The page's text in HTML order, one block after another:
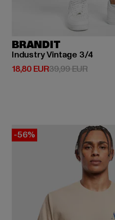
BRANDIT
Industry Vintage 3/4
18,80 EUR
Derzeitiger Preis: 18,80 EUR
39,99 EUR
-56%